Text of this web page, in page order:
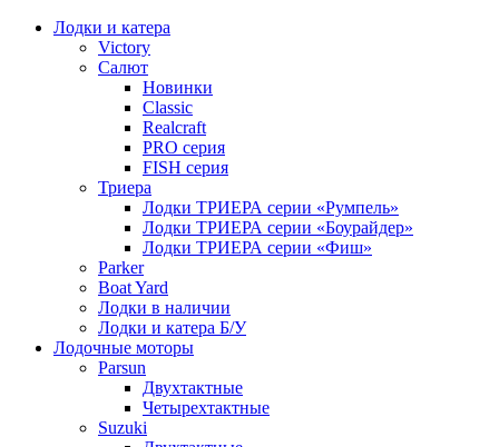
Лодки и катера
Victory
Салют
Новинки
Classic
Realcraft
PRO серия
FISH серия
Триера
Лодки ТРИЕРА серии «Румпель»
Лодки ТРИЕРА серии «Боурайдер»
Лодки ТРИЕРА серии «Фиш»
Parker
Boat Yard
Лодки в наличии
Лодки и катера Б/У
Лодочные моторы
Parsun
Двухтактные
Четырехтактные
Suzuki